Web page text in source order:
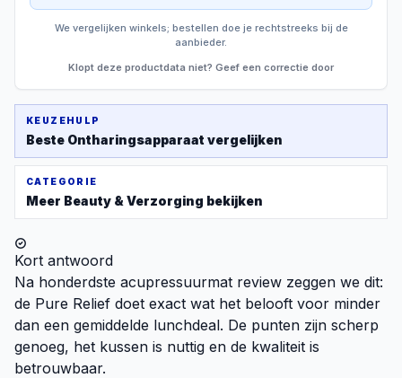
We vergelijken winkels; bestellen doe je rechtstreeks bij de
aanbieder.
Klopt deze productdata niet? Geef een correctie door
KEUZEHULP
Beste Ontharingsapparaat vergelijken
CATEGORIE
Meer Beauty & Verzorging bekijken
Kort antwoord
Na honderdste acupressuurmat review zeggen we dit:
de Pure Relief doet exact wat het belooft voor minder
dan een gemiddelde lunchdeal. De punten zijn scherp
genoeg, het kussen is nuttig en de kwaliteit is
betrouwbaar.